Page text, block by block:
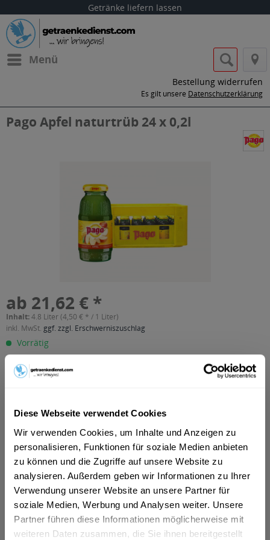
Diese Webseite verwendet Cookies
Wir verwenden Cookies, um Inhalte und Anzeigen zu
personalisieren, Funktionen für soziale Medien anbieten
zu können und die Zugriffe auf unsere Website zu
analysieren. Außerdem geben wir Informationen zu Ihrer
Verwendung unserer Website an unsere Partner für
soziale Medien, Werbung und Analysen weiter. Unsere
Partner führen diese Informationen möglicherweise mit
weiteren Daten zusammen, die Sie ihnen bereitgestellt
Getränke liefern lassen
Menü
Bestellung widerrufen
Es gilt unsere Datenschutzerklärung
Pago Apfel naturtrüb 24 x 0,2l
ab 21,62 € *
Inhalt:4.8 Liter (4,50 € * / 1 Liter)
inkl. MwSt. ggf. zzgl. Erschwerniszuschlag
Vorrätig
MEHRWEG
+5,10 € Pfand
Artikel-Nr.:
31104
Verfügbar in:
Astenberg, Bradl, Dikat, Ehrenstall, Erlach, Rofansiedlung,
Tiergarten, Wiesing,Brixlegg, Mehrn, Zimmermoos,Bruck am
Ziller, Bruckerberg, Imming, Reith im Alpbachtal,Buch,Fiecht,
Vomp, Vomperbach, Vomperberg ,Fischl, Jenbach, Strass im
Zillertal, Tratzberg ,Fritzens, Fügen, Gagering, Kapfing,
Kleinboden, Schlitters,Hygna, Reith im Alpbachtal, Scheffach
Kolsass,Kolsassberg,Mariatal, Voldöpp ,Münster,Pill,